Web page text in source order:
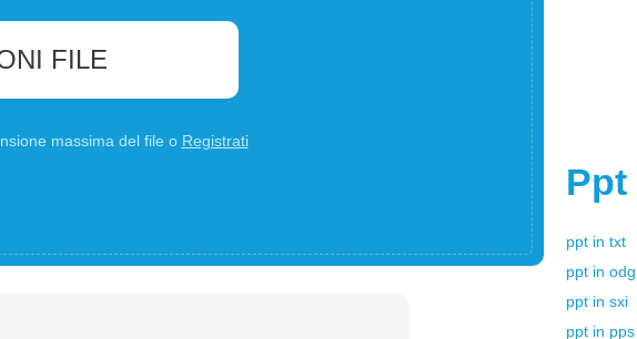
FILE
massima del file o Registrati
Ppt
ppt in txt
ppt in odg
ppt in sxi
ppt in pps